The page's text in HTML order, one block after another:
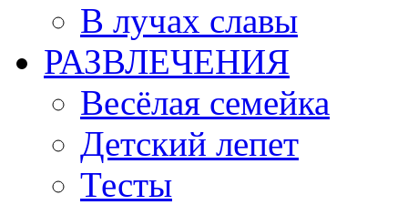
В лучах славы
РАЗВЛЕЧЕНИЯ
Весёлая семейка
Детский лепет
Тесты